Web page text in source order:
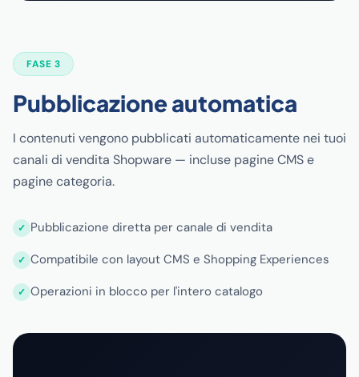
FASE 3
Pubblicazione automatica
I contenuti vengono pubblicati automaticamente nei tuoi
canali di vendita Shopware — incluse pagine CMS e
pagine categoria.
Pubblicazione diretta per canale di vendita
Compatibile con layout CMS e Shopping Experiences
Operazioni in blocco per l'intero catalogo